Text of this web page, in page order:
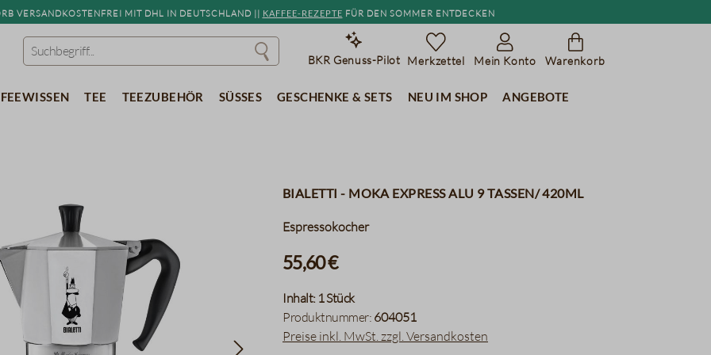
versandkostenfrei mit DHL in Deutschland || Kaffee-Rezepte für den Sommer entdecken
BKR Genuss-Pilot Merkzettel Mein Konto Warenkorb
Tee Teezubehör Süßes Geschenke & Sets Neu im Shop Angebote
Bialetti - Moka Express Alu 9 Tassen/ 420ml
Espressokocher
55,60 €
Inhalt: 1 Stück
Produktnummer: 604051
Preise inkl. MwSt. zzgl. Versandkosten